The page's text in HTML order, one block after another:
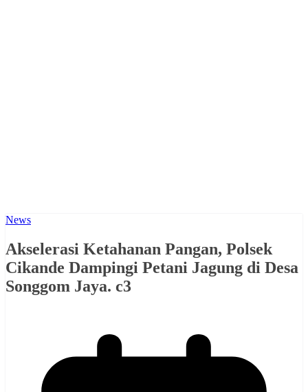
News
Akselerasi Ketahanan Pangan, Polsek
Cikande Dampingi Petani Jagung di Desa
Songgom Jaya. c3